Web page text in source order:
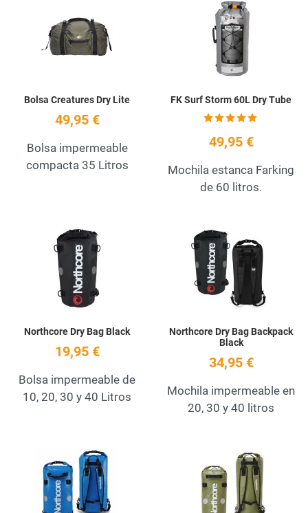
Bolsa Creatures Dry Lite
49,95 €
Bolsa impermeable
compacta 35 Litros
FK Surf Storm 60L Dry Tube
49,95 €
Mochila estanca Farking
de 60 litros.
Add to Wishlist
Quick View
Northcore Dry Bag Black
19,95 €
Bolsa impermeable de
10, 20, 30 y 40 Litros
Northcore Dry Bag Backpack
Black
34,95 €
Mochila impermeable en
20, 30 y 40 litros
Quick View